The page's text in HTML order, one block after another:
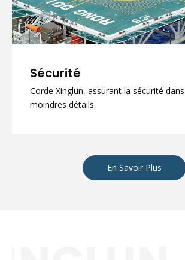
Sécurité
Corde Xinglun, assurant la sécurité
moindres détails.
En Savoir Plus